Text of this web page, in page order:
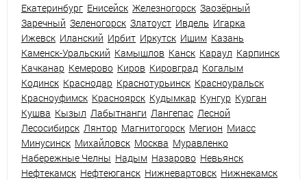
Екатеринбург Енисейск Железногорск Заозёрный
Заречный Зеленогорск Златоуст Ивдель Игарка
Ижевск Иланский Ирбит Иркутск Ишим Казань
Каменск-Уральский Камышлов Канск Караул Карпинск
Качканар Кемерово Киров Кировград Когалым
Кодинск Краснодар Краснотурьинск Красноуральск
Красноуфимск Красноярск Кудымкар Кунгур Курган
Кушва Кызыл Лабытнанги Лангепас Лесной
Лесосибирск Лянтор Магнитогорск Мегион Миасс
Минусинск Михайловск Москва Муравленко
Набережные Челны Надым Назарово Невьянск
Нефтекамск Нефтеюганск Нижневартовск Нижнекамск